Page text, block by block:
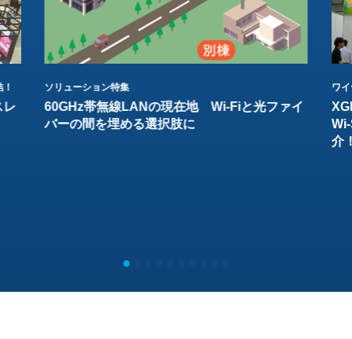
レ
ソリューション特集
60GHz帯無線LANの現在地 Wi-Fiと光ファイ
バーの間を埋める選択肢に
ワ
介